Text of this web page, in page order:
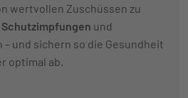
wertvollen Zuschüssen zu
Schutzimpfungen und
und sichern so die Gesundheit
optimal ab.